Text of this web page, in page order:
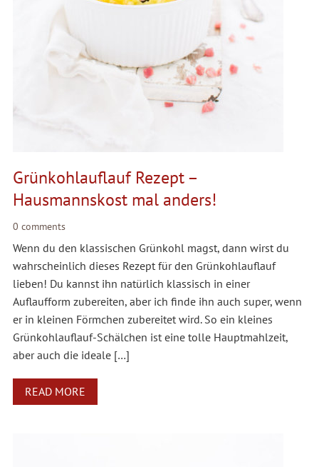
Grünkohlauflauf Rezept –
Hausmannskost mal anders!
0 comments
Wenn du den klassischen Grünkohl magst, dann wirst du
wahrscheinlich dieses Rezept für den Grünkohlauflauf
lieben! Du kannst ihn natürlich klassisch in einer
Auflaufform zubereiten, aber ich finde ihn auch super, wenn
er in kleinen Förmchen zubereitet wird. So ein kleines
Grünkohlauflauf-Schälchen ist eine tolle Hauptmahlzeit,
aber auch die ideale […]
READ MORE